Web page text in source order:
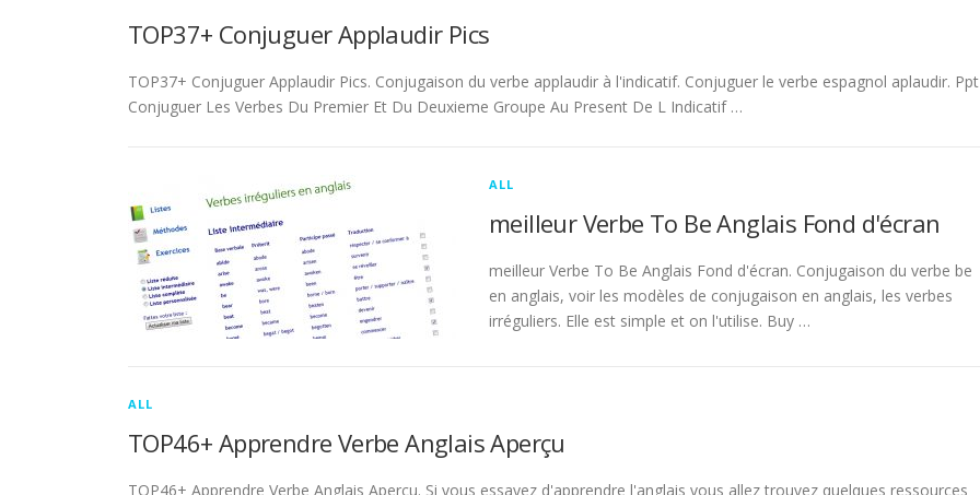
TOP37+ Conjuguer Applaudir Pics
TOP37+ Conjuguer Applaudir Pics. Conjugaison du verbe applaudir à l'indicatif. Conjuguer le verbe espagnol aplaudir. Ppt
Conjuguer Les Verbes Du Premier Et Du Deuxieme Groupe Au Present De L Indicatif …
ALL
meilleur Verbe To Be Anglais Fond d'écran
meilleur Verbe To Be Anglais Fond d'écran. Conjugaison du verbe be
en anglais, voir les modèles de conjugaison en anglais, les verbes
irréguliers. Elle est simple et on l'utilise. Buy …
ALL
TOP46+ Apprendre Verbe Anglais Aperçu
TOP46+ Apprendre Verbe Anglais Aperçu. Si vous essayez d'apprendre l'anglais vous allez trouvez quelques ressources